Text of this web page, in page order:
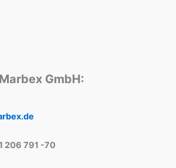
GmbH:
206 791 -70